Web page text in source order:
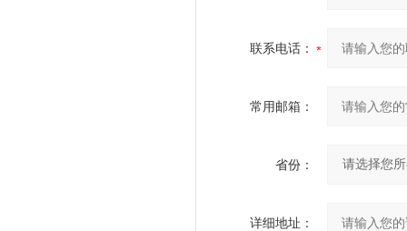
联系电话：
常用邮箱：
省份：
详细地址：